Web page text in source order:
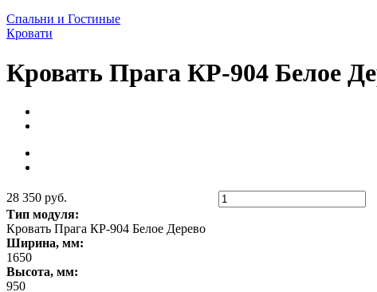
Спальни и Гостиные
Кровати
Кровать Прага КР-904 Белое
28 350 руб.
Тип модуля:
Кровать Прага КР-904 Белое Дерево
Ширина, мм:
1650
Высота, мм:
950